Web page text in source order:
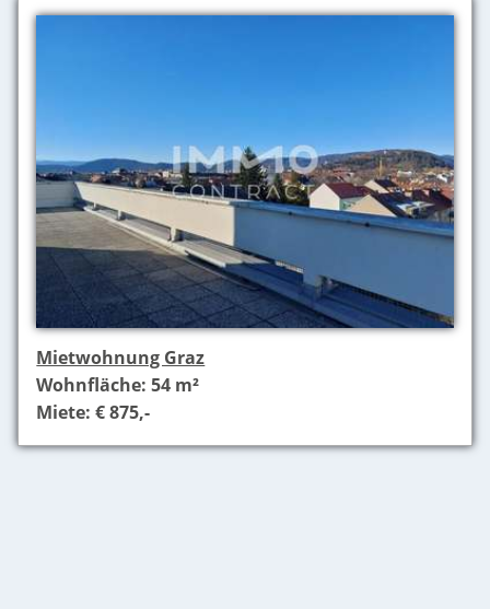
Mietwohnung Graz
Wohnfläche: 54 m²
Miete: € 875,-